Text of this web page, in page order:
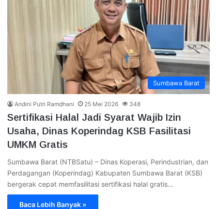
Sumbawa Barat
Andini Putri Ramdhani 25 Mei 2026 348
Sertifikasi Halal Jadi Syarat Wajib Izin
Usaha, Dinas Koperindag KSB Fasilitasi
UMKM Gratis
Sumbawa Barat (NTBSatu) – Dinas Koperasi, Perindustrian, dan
Perdagangan (Koperindag) Kabupaten Sumbawa Barat (KSB)
bergerak cepat memfasilitasi sertifikasi halal gratis…
Baca Lebih Banyak »